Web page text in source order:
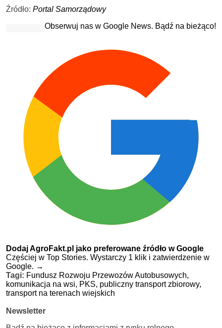
Źródło: Portal Samorządowy
Obserwuj nas w Google News. Bądź na bieżąco!
Dodaj AgroFakt.pl jako preferowane źródło w Google
Częściej w Top Stories. Wystarczy 1 klik i zatwierdzenie w
Google. →
Tagi: Fundusz Rozwoju Przewozów Autobusowych,
komunikacja na wsi, PKS, publiczny transport zbiorowy,
transport na terenach wiejskich
Newsletter